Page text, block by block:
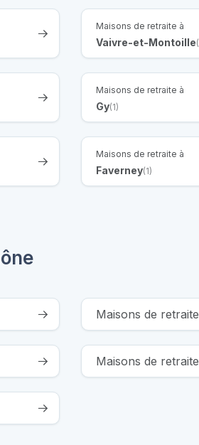
Maisons de retraite à
Vaivre-et-Montoille
Maisons de retraite à
Gy(1)
Maisons de retraite à
Faverney(1)
Maisons de
Maisons de